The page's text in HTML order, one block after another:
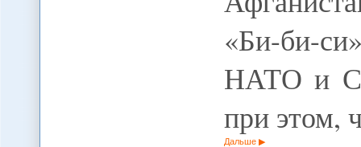
«Би-би-
НАТО и
при этом,
Дальше